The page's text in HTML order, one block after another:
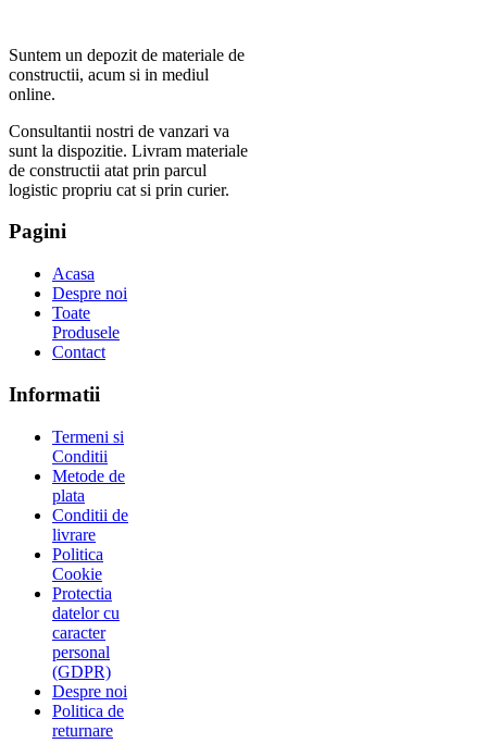
Suntem un depozit de materiale de
constructii, acum si in mediul
online.
Consultantii nostri de vanzari va
sunt la dispozitie. Livram materiale
de constructii atat prin parcul
logistic propriu cat si prin curier.
Pagini
Acasa
Despre noi
Toate
Produsele
Contact
Informatii
Termeni si
Conditii
Metode de
plata
Conditii de
livrare
Politica
Cookie
Protectia
datelor cu
caracter
personal
(GDPR)
Despre noi
Politica de
returnare